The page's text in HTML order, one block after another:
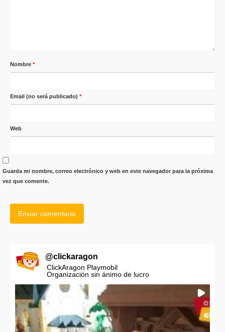
Nombre *
Email (no será publicado) *
Web
Guarda mi nombre, correo electrónico y web en este navegador para la próxima
vez que comente.
@clickaragon
ClickAragon Playmobil
Organización sin ánimo de lucro